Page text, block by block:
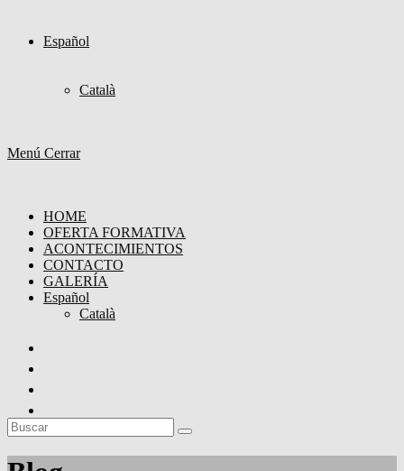
Español
Català
Menú Cerrar
HOME
OFERTA FORMATIVA
ACONTECIMIENTOS
CONTACTO
GALERÍA
Español
Català